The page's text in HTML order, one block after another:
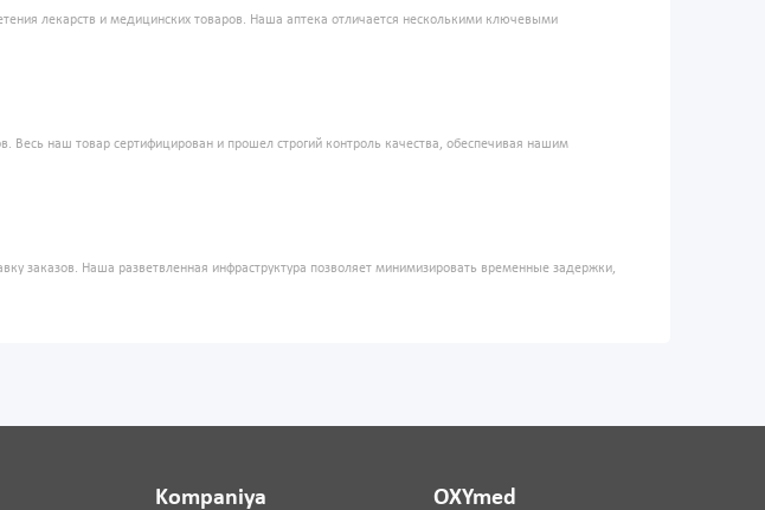
лекарств и медицинских товаров. Наша аптека отличается несколькими ключевыми
Весь наш товар сертифицирован и прошел строгий контроль качества, обеспечивая нашим
заказов. Наша разветвленная инфраструктура позволяет минимизировать временные задержки,
Kompaniya OXYmed